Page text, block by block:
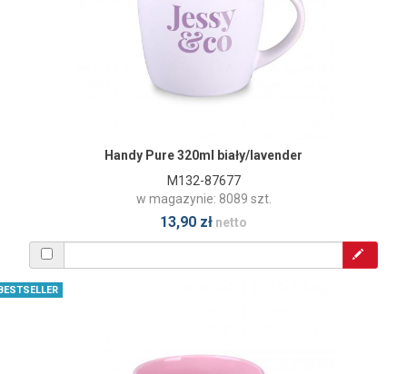
Handy Pure 320ml biały/lavender
M132-87677
w magazynie: 8089 szt.
13,90 zł netto